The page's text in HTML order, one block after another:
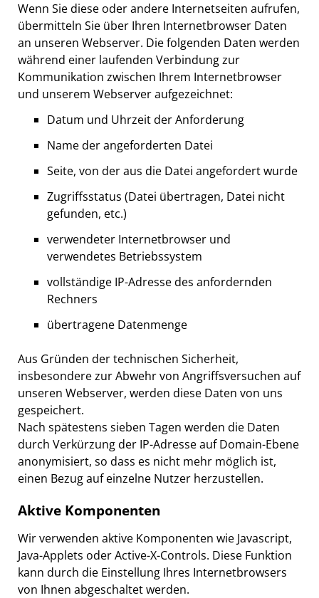
Wenn Sie diese oder andere Internetseiten aufrufen,
übermitteln Sie über Ihren Internetbrowser Daten
an unseren Webserver. Die folgenden Daten werden
während einer laufenden Verbindung zur
Kommunikation zwischen Ihrem Internetbrowser
und unserem Webserver aufgezeichnet:
Datum und Uhrzeit der Anforderung
Name der angeforderten Datei
Seite, von der aus die Datei angefordert wurde
Zugriffsstatus (Datei übertragen, Datei nicht
gefunden, etc.)
verwendeter Internetbrowser und
verwendetes Betriebssystem
vollständige IP-Adresse des anfordernden
Rechners
übertragene Datenmenge
Aus Gründen der technischen Sicherheit,
insbesondere zur Abwehr von Angriffsversuchen auf
unseren Webserver, werden diese Daten von uns
gespeichert.
Nach spätestens sieben Tagen werden die Daten
durch Verkürzung der IP-Adresse auf Domain-Ebene
anonymisiert, so dass es nicht mehr möglich ist,
einen Bezug auf einzelne Nutzer herzustellen.
Aktive Komponenten
Wir verwenden aktive Komponenten wie Javascript,
Java-Applets oder Active-X-Controls. Diese Funktion
kann durch die Einstellung Ihres Internetbrowsers
von Ihnen abgeschaltet werden.